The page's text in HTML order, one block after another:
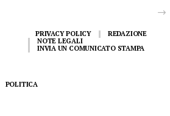
PRIVACY POLICY
REDAZIONE
NOTE LEGALI
INVIA UN COMUNICATO STAMPA
POLITICA